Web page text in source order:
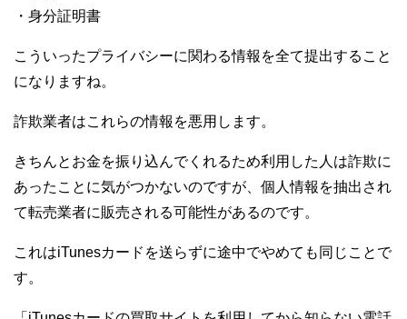
・身分証明書
こういったプライバシーに関わる情報を全て提出すること
になりますね。
詐欺業者はこれらの情報を悪用します。
きちんとお金を振り込んでくれるため利用した人は詐欺に
あったことに気がつかないのですが、個人情報を抽出され
て転売業者に販売される可能性があるのです。
これはiTunesカードを送らずに途中でやめても同じことで
す。